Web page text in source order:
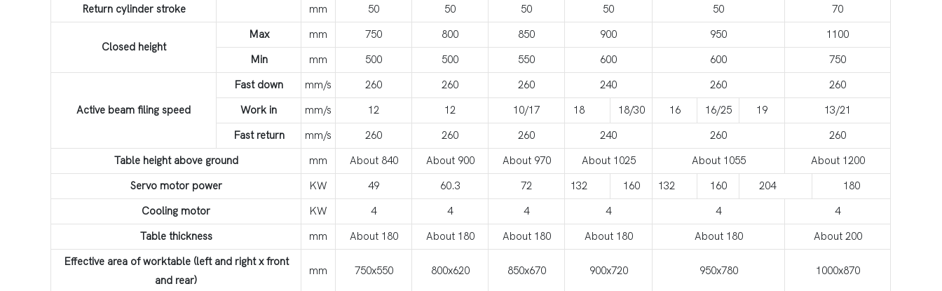
Return cylinder stroke
mm 50 50 50 50 50 70
Closed height
Max mm 750 800 850 900 950
1100
Min
mm 500 500 550 600 600 750
Active beam filing speed
Fast down mm/s 260 260 260 240 260
260
Work in
mm/s 12 12 10/17 18 18/30 16 16/25 19
13/21
Fast return
mm/s 260 260 260 240 260
260
Table height above ground
mm About 840 About 900 About 970 About 1025 About 1055
About 1200
Servo motor power
KW 49 60.3 72 132 160 132 160 204
180
Cooling motor
KW 4 4 4 4 4
4
Table thickness
mm About 180 About 180 About 180 About 180 About 180
About 200
Effective area of worktable (left and right x front
and rear)
mm 750x550 800x620 850x670 900x720 950x780 1000x870